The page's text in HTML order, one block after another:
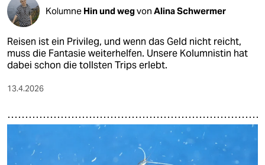
Kolumne Hin und wegvon Alina Schwermer
Reisen ist ein Privileg, und wenn das Geld nicht reicht,
muss die Fantasie weiterhelfen. Unsere Kolumnistin hat
dabei schon die tollsten Trips erlebt.
13.4.2026